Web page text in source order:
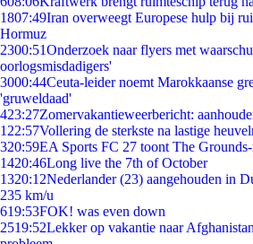
1807:49Iran overweegt Europese hulp bij
Hormuz
2300:51Onderzoek naar flyers met
oorlogsmisdadigers'
3000:44Ceuta-leider noemt Marokkaanse
'gruweldaad'
423:27Zomervakantieweerbericht:
1 22:57Vollering de sterkste na lastige
320:59EA Sports FC 27 toont The
1420:46Long live the 7th of October
1320:12Nederlander (23) aangehouden in
235 km/u
619:53FOK! was even down
2519:52Lekker op vakantie naar